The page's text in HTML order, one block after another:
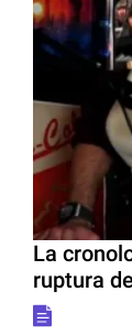
La
ruptura